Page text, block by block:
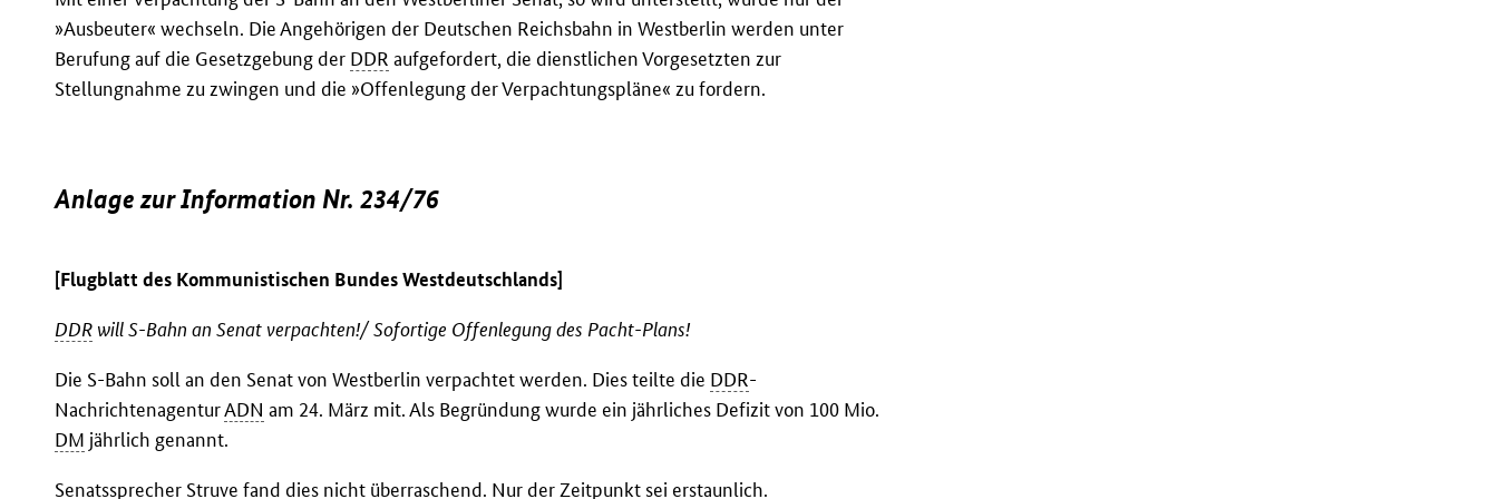
»Ausbeuter« wechseln. Die Angehörigen der Deutschen Reichsbahn in Westberlin werden unter
Berufung auf die Gesetzgebung der DDR aufgefordert, die dienstlichen Vorgesetzten zur
Stellungnahme zu zwingen und die »Offenlegung der Verpachtungspläne« zu fordern.
Anlage zur Information Nr. 234/76
[Flugblatt des Kommunistischen Bundes Westdeutschlands]
DDR will S-Bahn an Senat verpachten!/ Sofortige Offenlegung des Pacht-Plans!
Die S-Bahn soll an den Senat von Westberlin verpachtet werden. Dies teilte die DDR-
NachrichtenagenturADN am 24. März mit. Als Begründung wurde ein jährliches Defizit von 100 Mio.
DM jährlich genannt.
Senatssprecher Struve fand dies nicht überraschend. Nur der Zeitpunkt sei erstaunlich.